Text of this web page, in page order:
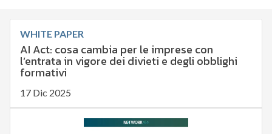
WHITE PAPER
AI Act: cosa cambia per le imprese con
l’entrata in vigore dei divieti e degli obblighi
formativi
17 Dic 2025